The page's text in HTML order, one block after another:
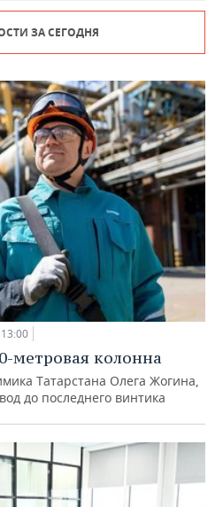
ЗА СЕГОДНЯ
метровая колонна
Татарстана Олега Жогина,
до последнего винтика